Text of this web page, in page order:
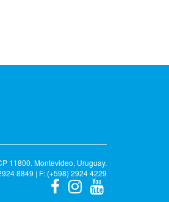
11800. Montevideo, Uruguay.
8849 | F: (+598) 2924 4229